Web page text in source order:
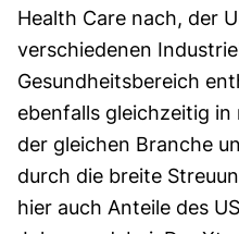
Health Care nach, der
verschiedenen
Gesundheitsbereich
ebenfalls gleichzeitig
der gleichen Branche
durch die breite
hier auch Anteile des